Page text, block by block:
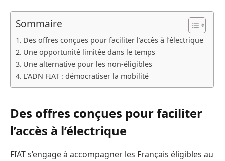
Sommaire
Des offres conçues pour faciliter l’accès à l’électrique
Une opportunité limitée dans le temps
Une alternative pour les non-éligibles
L’ADN FIAT : démocratiser la mobilité
Des offres conçues pour faciliter
l’accès à l’électrique
FIAT s’engage à accompagner les Français éligibles au